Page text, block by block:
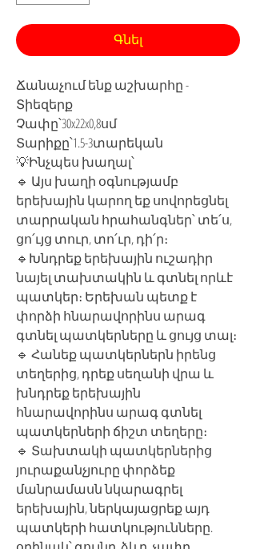
Գնել
Ճանաչում ենք աշխարհը -
Տիեզերք
Չափը՝30x22x0,8սմ
Տարիքը՝1.5-3տարեկան
💡Ինչպես խաղալ՝
🔹 Այս խաղի օգնությամբ
երեխային կարող եք սովորեցնել
տարրական հրահանգներ՝ տե՛ս,
ցո՛ւյց տուր, տո՛ւր, դի՛ր։
🔹Խնդրեք երեխային ուշադիր
նայել տախտակին և գտնել որևէ
պատկեր։ Երեխան պետք է
փորձի հնարավորինս արագ
գտնել պատկերները և ցույց տալ։
🔹 Հանեք պատկերներն իրենց
տեղերից, դրեք սեղանի վրա և
խնդրեք երեխային
հնարավորինս արագ գտնել
պատկերների ճիշտ տեղերը։
🔹 Տախտակի պատկերներից
յուրաքանչյուրը փորձեք
մանրամասն նկարագրել
երեխային, ներկայացրեք այդ
պատկերի հատկությունները.